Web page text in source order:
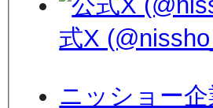
式X
ニッショー